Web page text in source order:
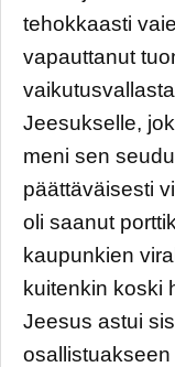
tehokkaasti
vapauttanut
Jeesukselle,
meni sen
päättäväisesti
oli saanut
kaupunkien
kuitenkin koski
Jeesus astui
osallistuakseen